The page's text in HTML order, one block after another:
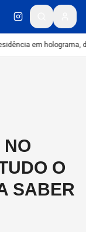
em holograma,
NO
O
SABER